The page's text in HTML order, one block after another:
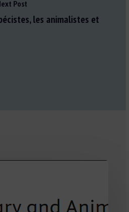
Post
les animalistes et